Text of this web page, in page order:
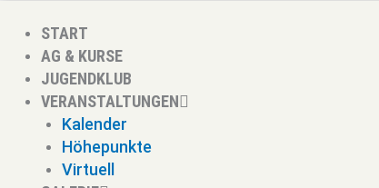
Inhalt
springen
START
AG & KURSE
JUGENDKLUB
VERANSTALTUNGEN
Kalender
Höhepunkte
Virtuell